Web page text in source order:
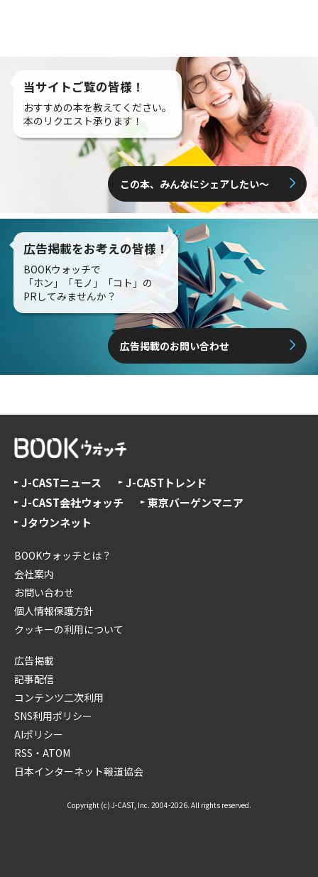
当サイトご覧の皆様！
おすすめの本を教えてください。
本のリクエスト承ります！
この本、みんなにシェアしたい〜
広告掲載をお考えの皆様！
BOOKウォッチで
「ホン」「モノ」「コト」の
PRしてみませんか？
広告掲載のお問い合わせ
J-CASTニュース
J-CASTトレンド
J-CAST会社ウォッチ
東京バーゲンマニア
Jタウンネット
BOOKウォッチとは？
会社案内
お問い合わせ
個人情報保護方針
クッキーの利用について
広告掲載
記事配信
コンテンツ二次利用
SNS利用ポリシー
AIポリシー
RSS・ATOM
日本インターネット報道協会
Copyright (c) J-CAST, Inc. 2004-2026. All rights reserved.